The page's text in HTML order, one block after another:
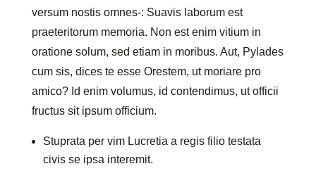
versum nostis omnes-: Suavis laborum est
praeteritorum memoria. Non est enim vitium in
oratione solum, sed etiam in moribus. Aut, Pylades
cum sis, dices te esse Orestem, ut moriare pro
amico? Id enim volumus, id contendimus, ut officii
fructus sit ipsum officium.
Stuprata per vim Lucretia a regis filio testata
civis se ipsa interemit.